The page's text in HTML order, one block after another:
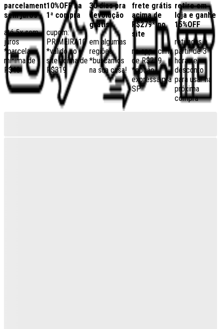
parcelamento
sem juros
até 5x sem
juros
*parcela
mínima de
R$40
10%OFF na
1ª compra
cupom:
PRIMEIRA10
*válido no
site acima de
R$319
30 dias pra
devolução
grátis
em algumas
regiões,
*buscamos
na sua casa!
frete grátis
acima de
R$279* no
site
no app acima
de R$259
*opção
expressa pra
SP
retire em
loja e ganhe
15%OFF
retiradas a
partir de 3
horas e
desconto
para usar na
próxima
compra